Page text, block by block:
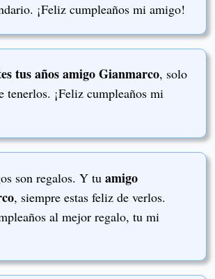
¡Feliz cumpleaños mi amigo!
tus años amigo Gianmarco, solo
tenerlos. ¡Feliz cumpleaños mi
son regalos. Y tu amigo
, siempre estas feliz de verlos.
al mejor regalo, tu mi